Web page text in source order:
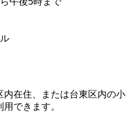
在住、または台東区内の小
できます。